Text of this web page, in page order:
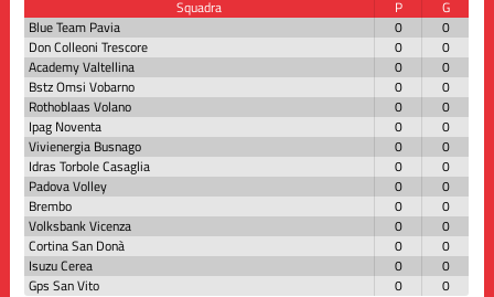
Squadra P
G
Blue Team Pavia
0
0
Don Colleoni Trescore
0
0
Academy Valtellina
0
0
Bstz Omsi Vobarno
0
0
Rothoblaas Volano
0
0
Ipag Noventa
0
0
Vivienergia Busnago
0
0
Idras Torbole Casaglia
0
0
Padova Volley
0
0
Brembo
0
0
Volksbank Vicenza
0
0
Cortina San Donà
0
0
Isuzu Cerea
0
0
Gps San Vito
0 0